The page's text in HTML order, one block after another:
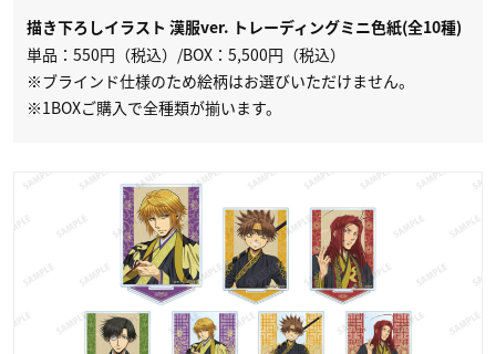
描き下ろしイラスト 漢服ver. トレーディングミニ色紙(全10種)
単品：550円（税込）/BOX：5,500円（税込）
※ブラインド仕様のため絵柄はお選びいただけません。
※1BOXご購入で全種類が揃います。